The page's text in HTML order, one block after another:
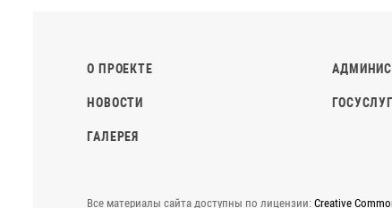
О ПРОЕКТЕ
НОВОСТИ
ГАЛЕРЕЯ
Все материалы сайта доступны по лицензии: Creative